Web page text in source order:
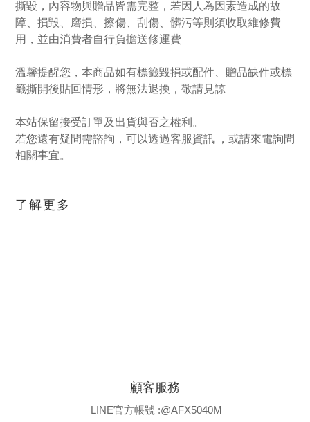
撕毀，內容物與贈品皆需完整，若因人為因素造成的故
障、損毀、磨損、擦傷、刮傷、髒污等則須收取維修費
用，並由消費者自行負擔送修運費
溫馨提醒您，本商品如有標籤毀損或配件、贈品缺件或標
籤撕開後貼回情形，將無法退換，敬請見諒
本站保留接受訂單及出貨與否之權利。
若您還有疑問需諮詢，可以透過客服資訊 ，或請來電詢問
相關事宜。
了解更多
顧客服務
LINE官方帳號 :@AFX5040M